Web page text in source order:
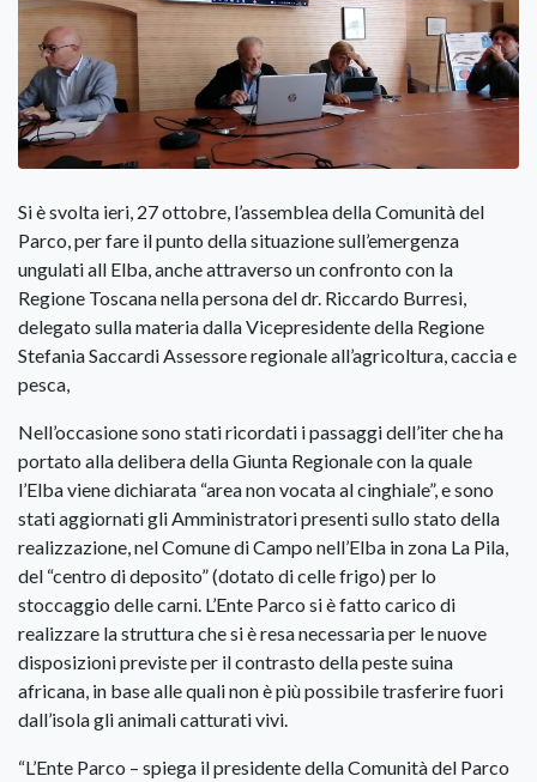
Si è svolta ieri, 27 ottobre, l’assemblea della Comunità del
Parco, per fare il punto della situazione sull’emergenza
ungulati all Elba, anche attraverso un confronto con la
Regione Toscana nella persona del dr. Riccardo Burresi,
delegato sulla materia dalla Vicepresidente della Regione
Stefania Saccardi Assessore regionale all’agricoltura, caccia e
pesca,
Nell’occasione sono stati ricordati i passaggi dell’iter che ha
portato alla delibera della Giunta Regionale con la quale
l’Elba viene dichiarata “area non vocata al cinghiale”, e sono
stati aggiornati gli Amministratori presenti sullo stato della
realizzazione, nel Comune di Campo nell’Elba in zona La Pila,
del “centro di deposito” (dotato di celle frigo) per lo
stoccaggio delle carni. L’Ente Parco si è fatto carico di
realizzare la struttura che si è resa necessaria per le nuove
disposizioni previste per il contrasto della peste suina
africana, in base alle quali non è più possibile trasferire fuori
dall’isola gli animali catturati vivi.
“L’Ente Parco – spiega il presidente della Comunità del Parco